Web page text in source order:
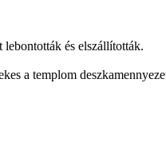
és elszállították.
a templom